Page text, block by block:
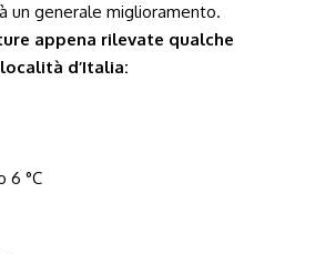
un generale miglioramento.
appena rilevate qualche
d’Italia:
6 °C